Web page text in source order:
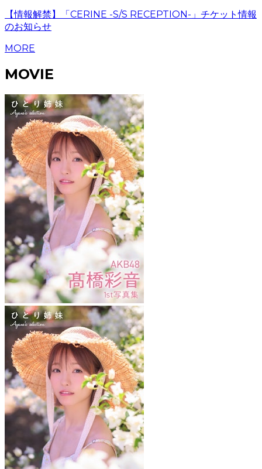
【情報解禁】「CERINE -S/S RECEPTION-」チケット情報
のお知らせ
MORE
MOVIE